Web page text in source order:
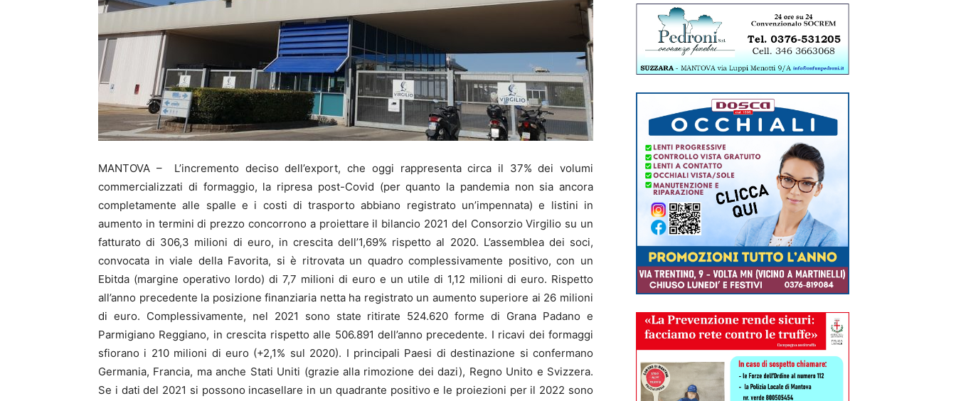
MANTOVA – L’incremento deciso dell’export, che oggi rappresenta circa il 37% dei volumi
commercializzati di formaggio, la ripresa post-Covid (per quanto la pandemia non sia ancora
completamente alle spalle e i costi di trasporto abbiano registrato un’impennata) e listini in
aumento in termini di prezzo concorrono a proiettare il bilancio 2021 del Consorzio Virgilio su un
fatturato di 306,3 milioni di euro, in crescita dell’1,69% rispetto al 2020. L’assemblea dei soci,
convocata in viale della Favorita, si è ritrovata un quadro complessivamente positivo, con un
Ebitda (margine operativo lordo) di 7,7 milioni di euro e un utile di 1,12 milioni di euro. Rispetto
all’anno precedente la posizione finanziaria netta ha registrato un aumento superiore ai 26 milioni
di euro. Complessivamente, nel 2021 sono state ritirate 524.620 forme di Grana Padano e
Parmigiano Reggiano, in crescita rispetto alle 506.891 dell’anno precedente. I ricavi dei formaggi
sfiorano i 210 milioni di euro (+2,1% sul 2020). I principali Paesi di destinazione si confermano
Germania, Francia, ma anche Stati Uniti (grazie alla rimozione dei dazi), Regno Unito e Svizzera.
Se i dati del 2021 si possono incasellare in un quadrante positivo e le proiezioni per il 2022 sono